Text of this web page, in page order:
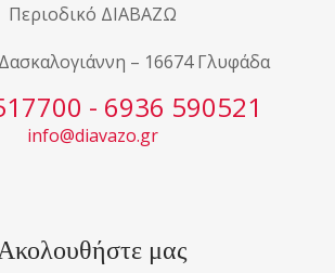
Περιοδικό ΔΙΑΒΑΖΩ
– 16674 Γλυφάδα
- 6936 590521
info@diavazo.gr
Ακολουθήστε μας